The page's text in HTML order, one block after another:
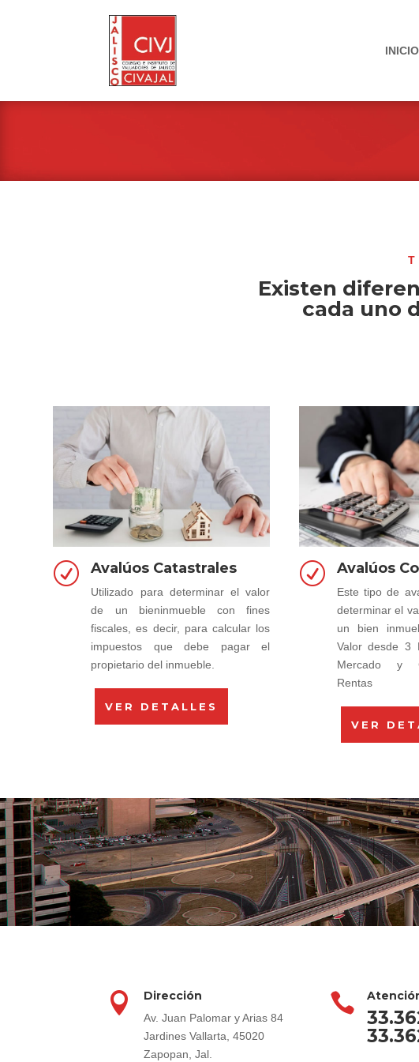
INICIO
Existen
cada uno
R Avalúos Catastrales
Utilizado para determinar el valor
de un bieninmueble con fines
fiscales, es decir, para calcular los
impuestos que debe pagar el
propietario del inmueble.
VER DETALLES
R Avalúos
Este tipo de
determinar el
un bien
Valor desde 3
Mercado y
Rentas
VER
 Dirección
Av. Juan Palomar y Arias 84
Jardines Vallarta, 45020
Zapopan, Jal.
